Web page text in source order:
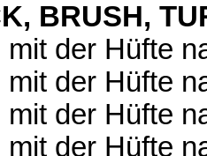
BRUSH,
mit der Hüfte
mit der Hüfte
mit der Hüfte
mit der Hüfte